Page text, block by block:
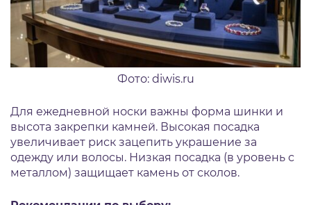
Фото: diwis.ru
Для ежедневной носки важны форма шинки и
высота закрепки камней. Высокая посадка
увеличивает риск зацепить украшение за
одежду или волосы. Низкая посадка (в уровень с
металлом) защищает камень от сколов.